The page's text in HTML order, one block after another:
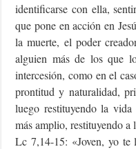
identificarse con ella,
que pone en acción en
la muerte, el poder
alguien más de los que
intercesión, como en el
prontitud y naturalidad,
luego restituyendo la
más amplio, restituyendo
Lc 7,14-15: «Joven, yo te